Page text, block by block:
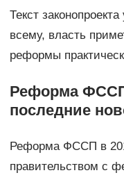
Текст
всему, власть
реформы
Реформа ФССП
последние
Реформа ФССП в
правительством с